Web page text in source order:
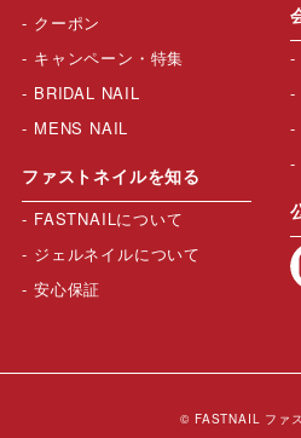
クーポン
キャンペーン・特集
BRIDAL NAIL
MENS NAIL
ファストネイルを知る
FASTNAILについて
ジェルネイルについて
安心保証
© FASTNAIL ファ